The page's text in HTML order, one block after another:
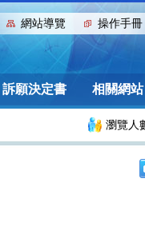
網站導覽 操作手冊
訴願決定書 相關網站
瀏覽人